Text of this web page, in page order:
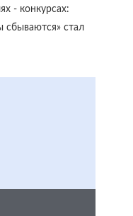
- конкурсах:
сбываются» стал